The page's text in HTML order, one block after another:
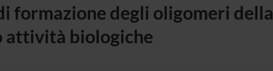
formazione degli oligomeri della
attività biologiche